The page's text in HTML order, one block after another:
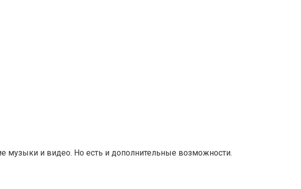
музыки и видео. Но есть и дополнительные возможности.